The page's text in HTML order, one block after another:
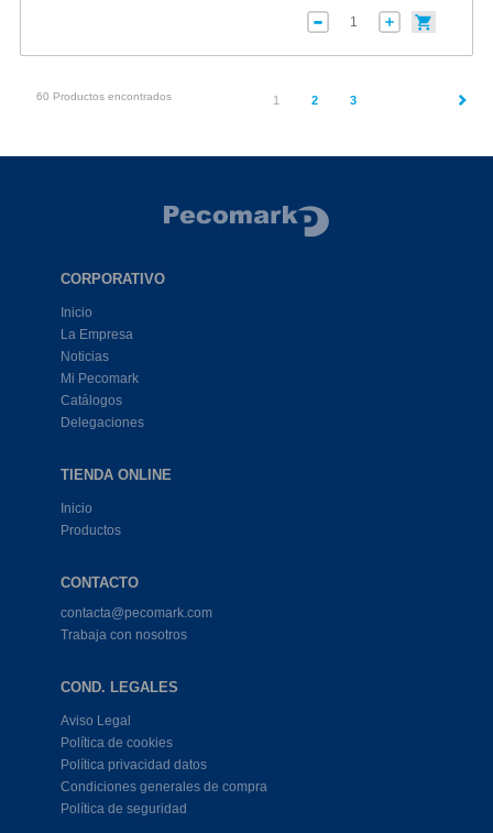
60 Productos encontrados 1 (current)
2 3
CORPORATIVO
Inicio
La Empresa
Noticias
Mi Pecomark
Catálogos
Delegaciones
TIENDA ONLINE
Inicio
Productos
CONTACTO
contacta@pecomark.com
Trabaja con nosotros
COND. LEGALES
Aviso Legal
Política de cookies
Política privacidad datos
Condiciones generales de compra
Política de seguridad